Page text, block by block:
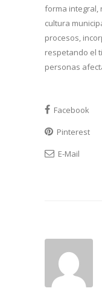
forma integral,
cultura
procesos,
respetando el
personas
Facebook
Pinterest
E-Mail